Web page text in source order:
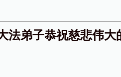
法弟子恭祝慈悲伟大